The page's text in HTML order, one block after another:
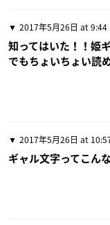
2017年5月26日 at 9:44
知ってはいた！！姫
でもちょいちょい読
2017年5月26日 at
ギャル文字ってこん